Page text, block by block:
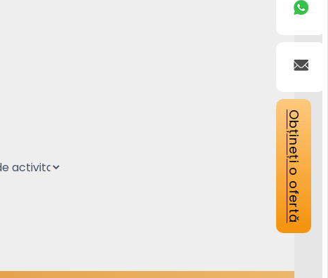
Obțineți o ofertă